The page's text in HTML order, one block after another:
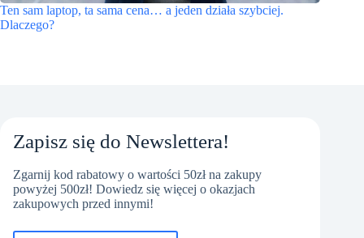
Ten sam laptop, ta sama cena… a jeden działa szybciej.
Dlaczego?
Zapisz się do Newslettera!
Zgarnij kod rabatowy o wartości 50zł na zakupy
powyżej 500zł! Dowiedz się więcej o okazjach
zakupowych przed innymi!